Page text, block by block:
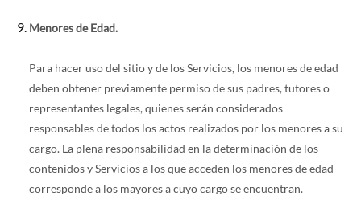
Menores de Edad.
Para hacer uso del sitio y de los Servicios, los menores de edad
deben obtener previamente permiso de sus padres, tutores o
representantes legales, quienes serán considerados
responsables de todos los actos realizados por los menores a su
cargo. La plena responsabilidad en la determinación de los
contenidos y Servicios a los que acceden los menores de edad
corresponde a los mayores a cuyo cargo se encuentran.